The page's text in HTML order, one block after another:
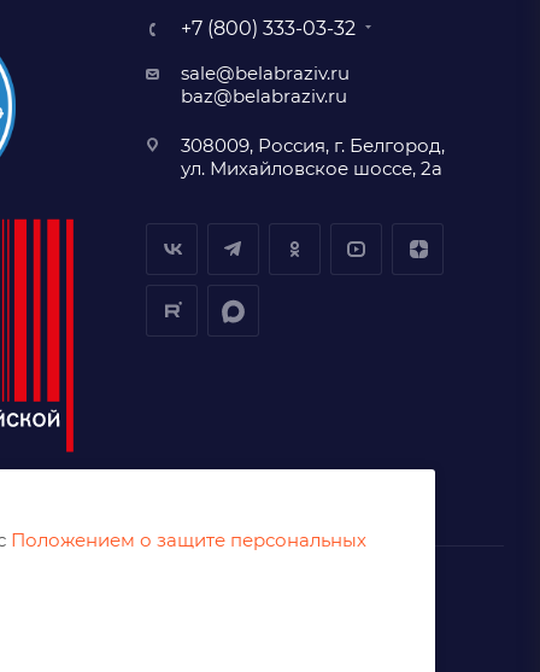
+7 (800) 333-03-32
sale@belabraziv.ru
baz@belabraziv.ru
308009, Россия, г. Белгород,
ул. Михайловское шоссе, 2а
Положением о защите персональных